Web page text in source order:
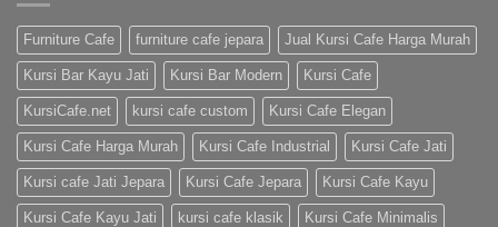
Furniture Cafe furniture cafe jepara Jual Kursi Cafe Harga Murah
Kursi Bar Kayu Jati Kursi Bar Modern Kursi Cafe
KursiCafe.net kursi cafe custom Kursi Cafe Elegan
Kursi Cafe Harga Murah Kursi Cafe Industrial Kursi Cafe Jati
Kursi cafe Jati Jepara Kursi Cafe Jepara Kursi Cafe Kayu
Kursi Cafe Kayu Jati kursi cafe klasik Kursi Cafe Minimalis